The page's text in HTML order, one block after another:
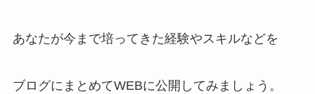
あなたが今まで培ってきた経験やスキルなどを
ブログにまとめてWEBに公開してみましょう。